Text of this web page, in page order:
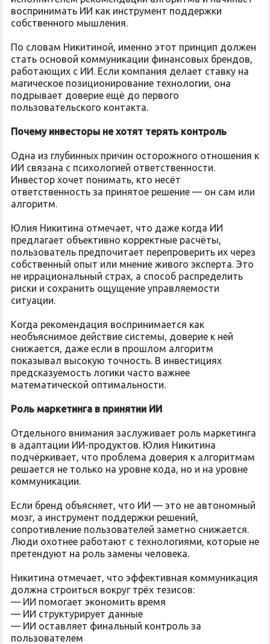
воспринимать ИИ как инструмент поддержки
собственного мышления.
По словам Никитиной, именно этот принцип должен
стать основой коммуникации финансовых брендов,
работающих с ИИ. Если компания делает ставку на
магическое позиционирование технологии, она
подрывает доверие ещё до первого
пользовательского контакта.
Почему инвесторы не хотят терять контроль
Одна из глубинных причин осторожного отношения к
ИИ связана с психологией ответственности.
Инвестор хочет понимать, кто несёт
ответственность за принятое решение — он сам или
алгоритм.
Юлия Никитина отмечает, что даже когда ИИ
предлагает объективно корректные расчёты,
пользователь предпочитает перепроверить их через
собственный опыт или мнение живого эксперта. Это
не иррациональный страх, а способ распределить
риски и сохранить ощущение управляемости
ситуации.
Когда рекомендация воспринимается как
необъяснимое действие системы, доверие к ней
снижается, даже если в прошлом алгоритм
показывал высокую точность. В инвестициях
предсказуемость логики часто важнее
математической оптимальности.
Роль маркетинга в принятии ИИ
Отдельного внимания заслуживает роль маркетинга
в адаптации ИИ-продуктов. Юлия Никитина
подчёркивает, что проблема доверия к алгоритмам
решается не только на уровне кода, но и на уровне
коммуникации.
Если бренд объясняет, что ИИ — это не автономный
мозг, а инструмент поддержки решений,
сопротивление пользователей заметно снижается.
Люди охотнее работают с технологиями, которые не
претендуют на роль замены человека.
Никитина отмечает, что эффективная коммуникация
должна строиться вокруг трёх тезисов:
— ИИ помогает экономить время
— ИИ структурирует данные
— ИИ оставляет финальный контроль за
пользователем